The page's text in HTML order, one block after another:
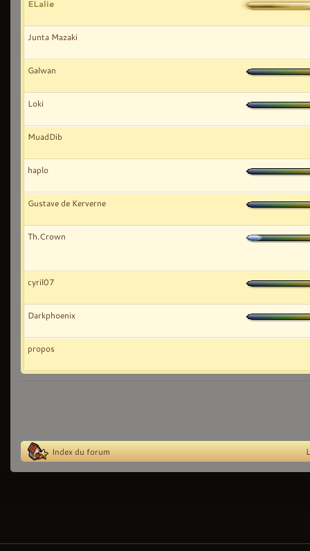
ELalie
Junta Mazaki
Galwan
Loki
MuadDib
haplo
Gustave de Kerverne
Th.Crown
cyril07
Darkphoenix
propos
Index du forum